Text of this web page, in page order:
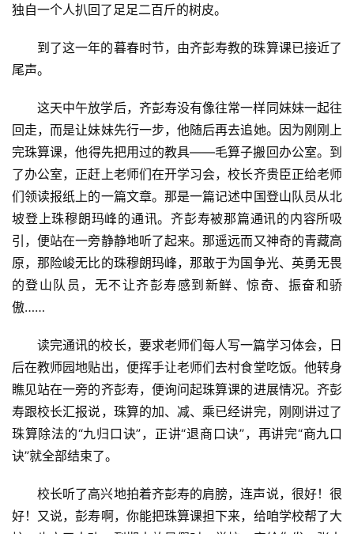
独自一个人扒回了足足二百斤的树皮。
到了这一年的暮春时节，由齐彭寿教的珠算课已接近了
尾声。
这天中午放学后，齐彭寿没有像往常一样同妹妹一起往
回走，而是让妹妹先行一步，他随后再去追她。因为刚刚上
完珠算课，他得先把用过的教具——毛算子搬回办公室。到
了办公室，正赶上老师们在开学习会，校长齐贵臣正给老师
们领读报纸上的一篇文章。那是一篇记述中国登山队员从北
坡登上珠穆朗玛峰的通讯。齐彭寿被那篇通讯的内容所吸
引，便站在一旁静静地听了起来。那遥远而又神奇的青藏高
原，那险峻无比的珠穆朗玛峰，那敢于为国争光、英勇无畏
的登山队员，无不让齐彭寿感到新鲜、惊奇、振奋和骄
傲……
读完通讯的校长，要求老师们每人写一篇学习体会，日
后在教师园地贴出，便挥手让老师们去村食堂吃饭。他转身
瞧见站在一旁的齐彭寿，便询问起珠算课的进展情况。齐彭
寿跟校长汇报说，珠算的加、减、乘已经讲完，刚刚讲过了
珠算除法的“九归口诀”，正讲“退商口诀”，再讲完“商九口
诀”就全部结束了。
校长听了高兴地拍着齐彭寿的肩膀，连声说，很好！很
好！又说，彭寿啊，你能把珠算课担下来，给咱学校帮了大